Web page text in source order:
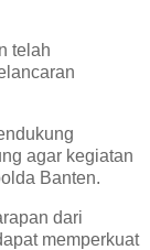
telah
agar kegiatan
Banten.
dari
memperkuat